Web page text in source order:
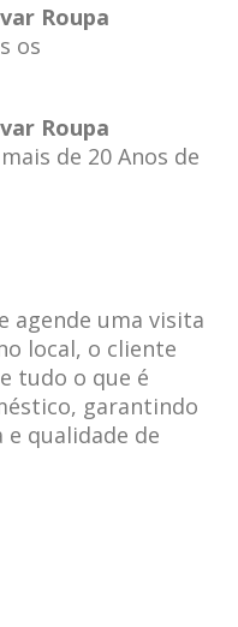
Roupa
os
Roupa
de 20 Anos de
agende uma visita
local, o cliente
tudo o que é
garantindo
qualidade de